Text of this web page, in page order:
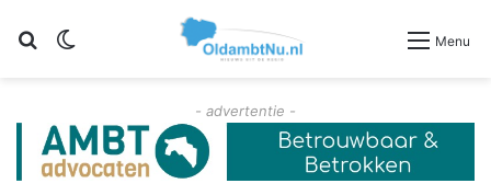
Zoeken Menu
- advertentie -